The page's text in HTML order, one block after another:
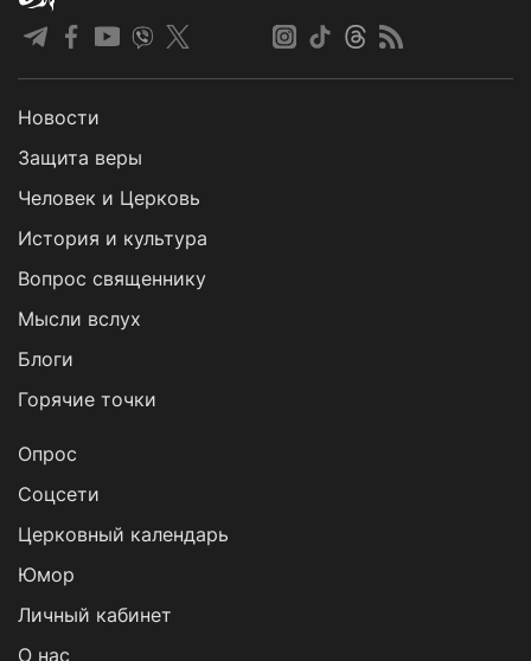
Новости
Защита веры
Человек и Церковь
История и культура
Вопрос священнику
Мысли вслух
Блоги
Горячие точки
Опрос
Cоцсети
Церковный календарь
Юмор
Личный кабинет
О нас